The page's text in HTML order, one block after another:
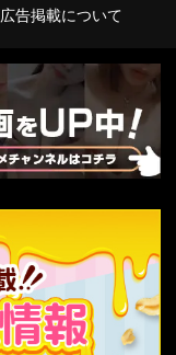
広告掲載について